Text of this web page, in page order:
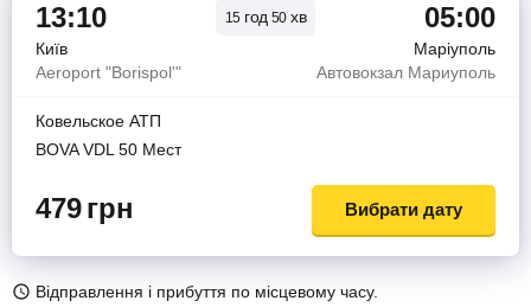
13:10 15 год 50 хв 05:00
Київ
Маріуполь
Aeroport "Borispol'"
Автовокзал Мариуполь
Ковельское АТП
BOVA VDL 50 Мест
479грн Вибрати дату
Відправлення і прибуття по місцевому часу.